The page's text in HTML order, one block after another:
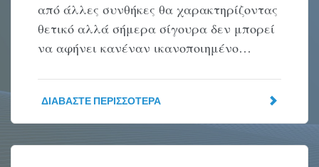
από άλλες συνθήκες θα χαρακτηρίζοντας
θετικό αλλά σήμερα σίγουρα δεν μπορεί
να αφήνει κανέναν ικανοποιημένο…
ΔΙΑΒΆΣΤΕ ΠΕΡΙΣΣΌΤΕΡΑ